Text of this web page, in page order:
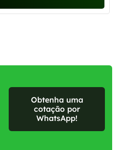
Obtenha uma
cotação por
WhatsApp!